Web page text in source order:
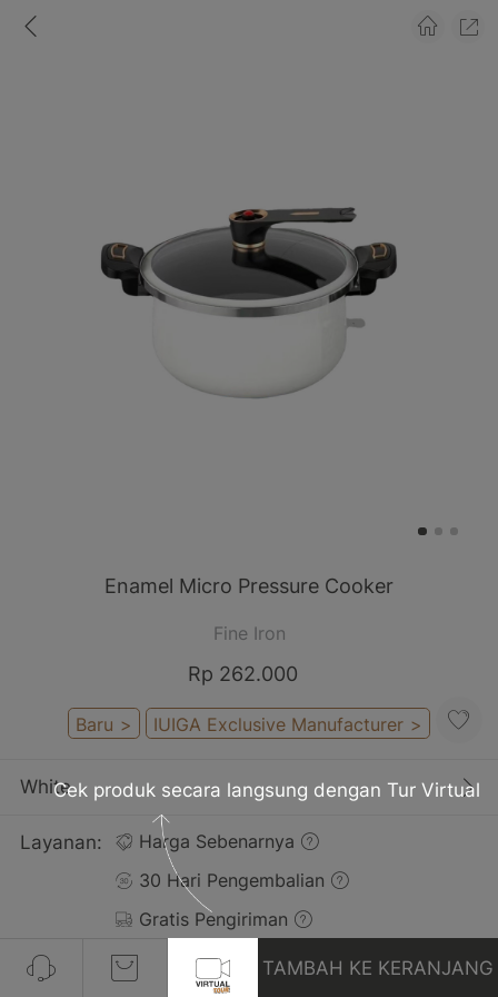
Enamel Micro Pressure Cooker
Fine Iron
Rp 262.000
Baru > IUIGA Exclusive Manufacturer >
White
Layanan:
Harga Sebenarnya
30 Hari Pengembalian
Gratis Pengiriman
TAMBAH KE KERANJANG
Cek produk secara langsung dengan Tur Virtual